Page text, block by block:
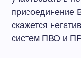
присоединение
скажется
систем ПВО и